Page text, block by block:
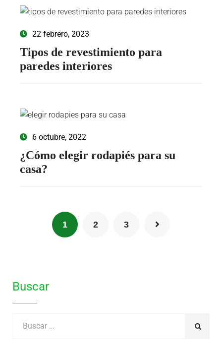
22 febrero, 2023
Tipos de revestimiento para
paredes interiores
6 octubre, 2022
¿Cómo elegir rodapiés para su
casa?
1 2 3
Buscar